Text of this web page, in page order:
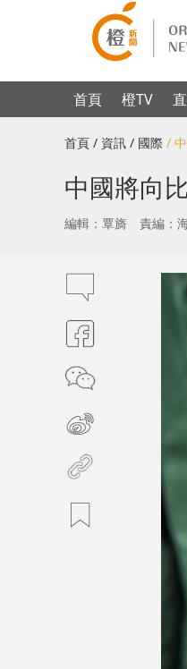
首頁 橙TV
首頁 / 資訊 / 國際 /
中國將向
編輯：覃旖 責編：